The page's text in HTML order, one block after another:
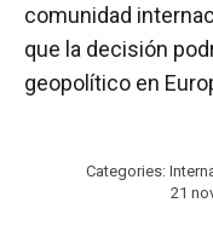
comunidad
que la decisión
geopolítico en
Categories:
21